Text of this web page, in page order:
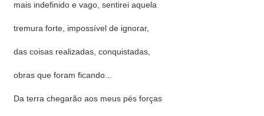
mais indefinido e vago, sentirei aquela
tremura forte, impossível de ignorar,
das coisas realizadas, conquistadas,
obras que foram ficando...
Da terra chegarão aos meus pés forças